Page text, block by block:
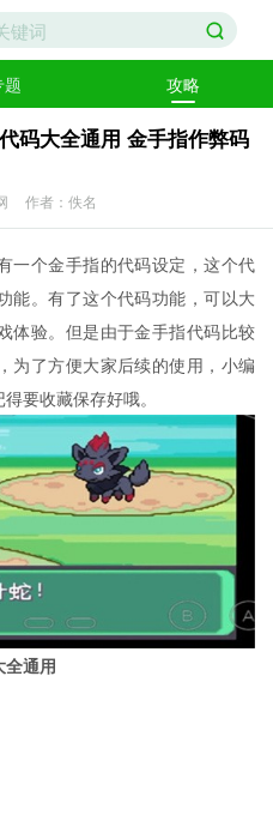
题 攻略
码大全通用 金手指作弊码
作者：佚名
一个金手指的代码设定，这个代
能。有了这个代码功能，可以大
体验。但是由于金手指代码比较
为了方便大家后续的使用，小编
要收藏保存好哦。
全通用